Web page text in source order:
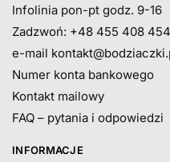
Infolinia pon-pt godz. 9-16
Zadzwoń: +48 455 408 454
e-mail
Numer konta bankowego
Kontakt mailowy
FAQ – pytania i odpowiedzi
INFORMACJE